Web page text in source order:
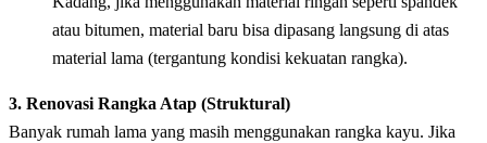
atau bitumen, material baru bisa dipasang langsung di atas
material lama (tergantung kondisi kekuatan rangka).
3. Renovasi Rangka Atap (Struktural)
Banyak rumah lama yang masih menggunakan rangka kayu. Jika